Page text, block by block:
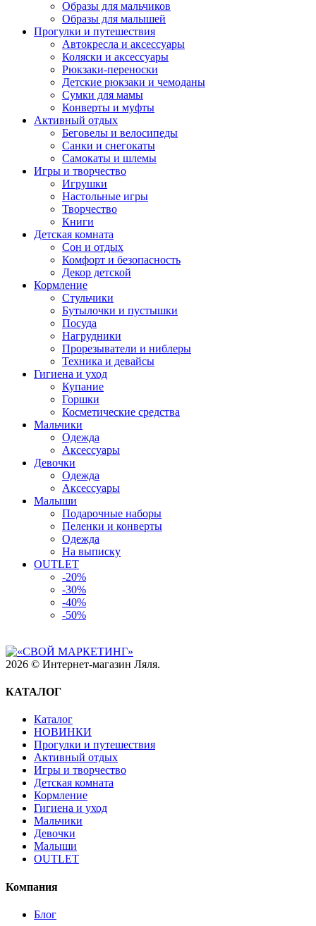
Образы для мальчиков
Образы для малышей
Прогулки и путешествия
Автокресла и аксессуары
Коляски и аксессуары
Рюкзаки-переноски
Детские рюкзаки и чемоданы
Сумки для мамы
Конверты и муфты
Активный отдых
Беговелы и велосипеды
Санки и снегокаты
Самокаты и шлемы
Игры и творчество
Игрушки
Настольные игры
Творчество
Книги
Детская комната
Сон и отдых
Комфорт и безопасность
Декор детской
Кормление
Стульчики
Бутылочки и пустышки
Посуда
Нагрудники
Прорезыватели и ниблеры
Техника и девайсы
Гигиена и уход
Купание
Горшки
Косметические средства
Мальчики
Одежда
Аксессуары
Девочки
Одежда
Аксессуары
Малыши
Подарочные наборы
Пеленки и конверты
Одежда
На выписку
OUTLET
-20%
-30%
-40%
-50%
2026 © Интернет-магазин Ляля.
КАТАЛОГ
Каталог
НОВИНКИ
Прогулки и путешествия
Активный отдых
Игры и творчество
Детская комната
Кормление
Гигиена и уход
Мальчики
Девочки
Малыши
OUTLET
Компания
Блог